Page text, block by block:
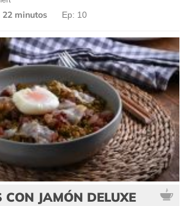
22 minutos Ep: 10
CON JAMÓN DELUXE